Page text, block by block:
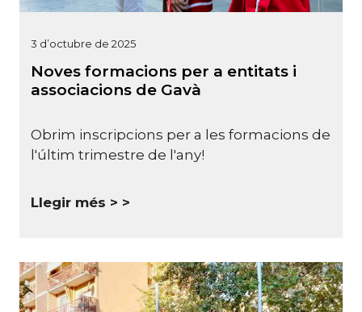
3 d’octubre de 2025
Noves formacions per a entitats i
associacions de Gavà
Obrim inscripcions per a les formacions de
l'últim trimestre de l'any!
Llegir més >